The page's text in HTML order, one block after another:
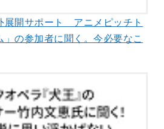
展開サポート アニメピッチト
」の参加者に聞く。今必要なこ